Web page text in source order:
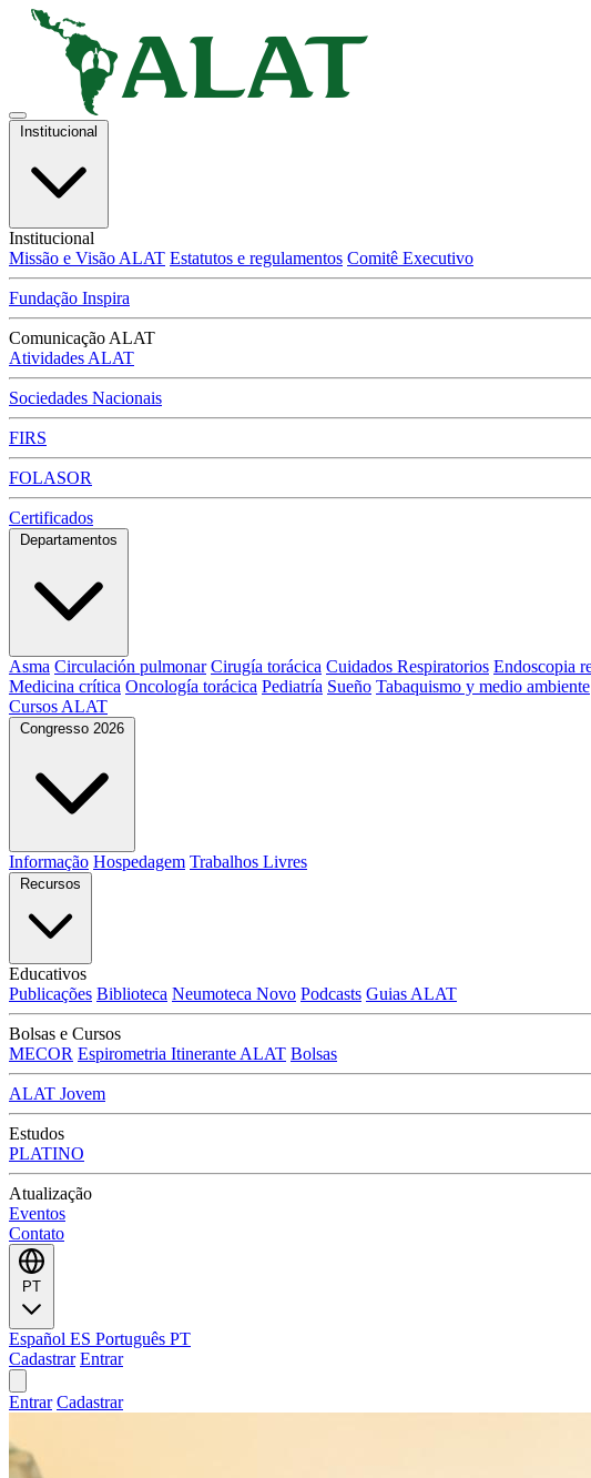
Institucional
Institucional
Missão e Visão ALAT Estatutos e regulamentos Comitê Executivo
Fundação Inspira
Comunicação ALAT
Atividades ALAT
Sociedades Nacionais
FIRS
FOLASOR
Certificados
Departamentos
Asma Circulación pulmonar Cirugía torácica Cuidados Respiratorios Endoscopia
Medicina crítica Oncología torácica Pediatría Sueño Tabaquismo y medio ambiente
Cursos ALAT
Congresso 2026
Informação Hospedagem Trabalhos Livres
Recursos
Educativos
Publicações Biblioteca Neumoteca Novo Podcasts Guias ALAT
Bolsas e Cursos
MECOR Espirometria Itinerante ALAT Bolsas
ALAT Jovem
Estudos
PLATINO
Atualização
Eventos
Contato
PT
Español ES Português PT
Cadastrar Entrar
Entrar Cadastrar